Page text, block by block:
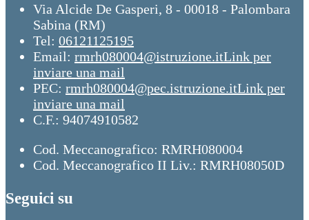
Via Alcide De Gasperi, 8 - 00018 - Palombara
Sabina (RM)
Tel: 06121125195
Email: rmrh080004@istruzione.itLink per
inviare una mail
PEC: rmrh080004@pec.istruzione.itLink per
inviare una mail
C.F.: 94074910582
Cod. Meccanografico: RMRH080004
Cod. Meccanografico II Liv.: RMRH08050D
Seguici su